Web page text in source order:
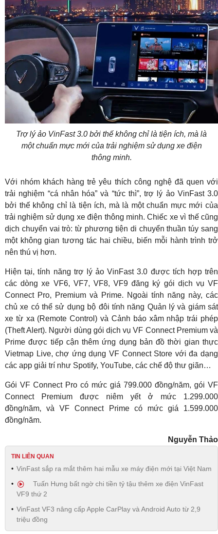
Trợ lý ảo VinFast 3.0 bởi thế không chỉ là tiện ích, mà là
một chuẩn mực mới của trải nghiệm sử dụng xe điện
thông minh.
Với nhóm khách hàng trẻ yêu thích công nghệ đã quen với
trải nghiệm “cá nhân hóa” và “tức thì”, trợ lý ảo VinFast 3.0
bởi thế không chỉ là tiện ích, mà là một chuẩn mực mới của
trải nghiệm sử dụng xe điện thông minh. Chiếc xe vì thế cũng
dịch chuyển vai trò: từ phương tiện di chuyển thuần túy sang
một không gian tương tác hai chiều, biến mỗi hành trình trở
nên thú vị hơn.
Hiện tại, tính năng trợ lý ảo VinFast 3.0 được tích hợp trên
các dòng xe VF6, VF7, VF8, VF9 đăng ký gói dịch vụ VF
Connect Pro, Premium và Prime. Ngoài tính năng này, các
chủ xe có thể sử dụng bộ đôi tính năng Quản lý và giám sát
xe từ xa (Remote Control) và Cảnh báo xâm nhập trái phép
(Theft Alert). Người dùng gói dịch vụ VF Connect Premium và
Prime được tiếp cận thêm ứng dụng bản đồ thời gian thực
Vietmap Live, chợ ứng dụng VF Connect Store với đa dạng
các app giải trí như Spotify, YouTube, các chế độ thư giãn…
Gói VF Connect Pro có mức giá 799.000 đồng/năm, gói VF
Connect Premium được niêm yết ở mức 1.299.000
đồng/năm, và VF Connect Prime có mức giá 1.599.000
đồng/năm.
Nguyễn Thảo
TIN LIÊN QUAN
VinFast sắp ra mắt thêm hai mẫu xe máy điện mới tại Việt Nam
Tuấn Hưng bất ngờ chi tiền tỷ tậu thêm xe điện VinFast
VF9 thứ 2
VinFast VF3 nâng cấp Apple CarPlay và Android Auto từ 2,9
triệu đồng